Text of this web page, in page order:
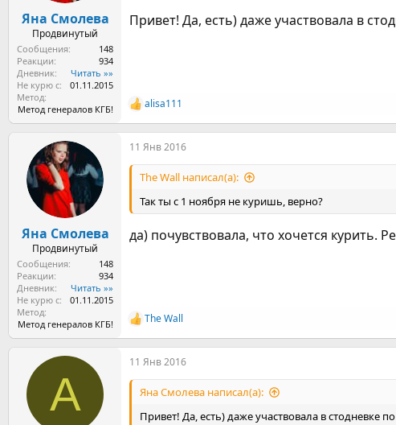
Яна Смолева
Продвинутый
Сообщения
148
Реакции
934
Дневник
Читать »»
Не курю с
01.11.2015
Метод
Метод генералов КГБ!
Привет! Да, есть) даже участвовала в
Р
е
а
к
alisa111
Яна Смолева
Продвинутый
Сообщения
148
Реакции
934
Дневник
Читать »»
Не курю с
01.11.2015
Метод
Метод генералов КГБ!
11 Янв 2016
The Wall написал(а):
Так ты с 1 ноября не куришь, верно?
да) почувствовала, что хочется курить.
Р
е
а
к
The Wall
A
11 Янв 2016
Яна Смолева написал(а):
Привет! Да, есть) даже участвовала в стодневке